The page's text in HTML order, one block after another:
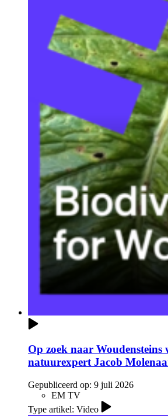
Op zoek naar Woudensteins
natuurexpert Jacob
Gepubliceerd op: 9 juli 2026
EM TV
Type artikel: Video